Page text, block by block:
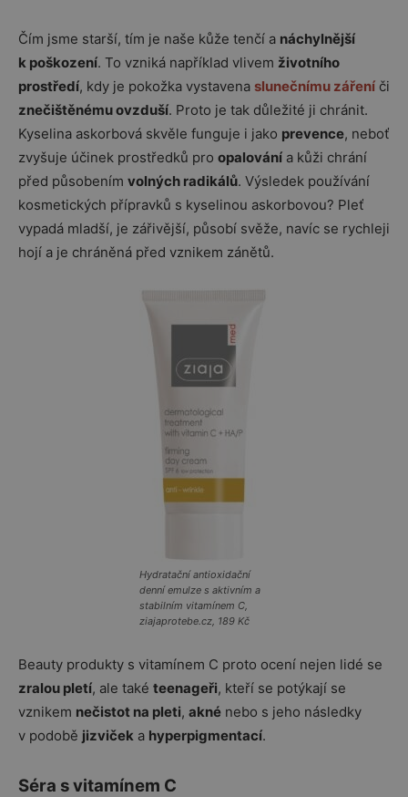
Čím jsme starší, tím je naše kůže tenčí a náchylnější
k poškození. To vzniká například vlivem životního
prostředí, kdy je pokožka vystavena slunečnímu záření či
znečištěnému ovzduší. Proto je tak důležité ji chránit.
Kyselina askorbová skvěle funguje i jako prevence, neboť
zvyšuje účinek prostředků pro opalování a kůži chrání
před působením volných radikálů. Výsledek používání
kosmetických přípravků s kyselinou askorbovou? Pleť
vypadá mladší, je zářivější, působí svěže, navíc se rychleji
hojí a je chráněná před vznikem zánětů.
Hydratační antioxidační
denní emulze s aktivním a
stabilním vitamínem C,
ziajaprotebe.cz, 189 Kč
Beauty produkty s vitamínem C proto ocení nejen lidé se
zralou pletí, ale také teenageři, kteří se potýkají se
vznikem nečistot na pleti, akné nebo s jeho následky
v podobě jizviček a hyperpigmentací.
Séra s vitamínem C